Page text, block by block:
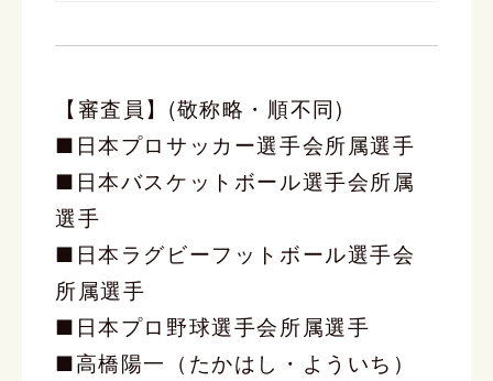
【審査員】(敬称略・順不同)
■日本プロサッカー選手会所属選手
■日本バスケットボール選手会所属
選手
■日本ラグビーフットボール選手会
所属選手
■日本プロ野球選手会所属選手
■高橋陽一（たかはし・よういち）